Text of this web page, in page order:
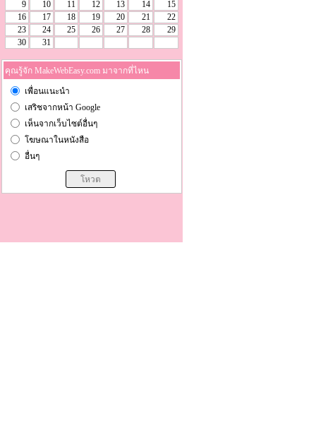
9
10 11 12 13 14
15
16
17 18 19 20 21
22
23
24 25 26 27 28
29
30
31
คุณรู้จัก MakeWebEasy.com มาจากที่ไหน
เพื่อนแนะนำ
เสริชจากหน้า Google
เห็นจากเว็บไซต์อื่นๆ
โฆษณาในหนังสือ
อื่นๆ